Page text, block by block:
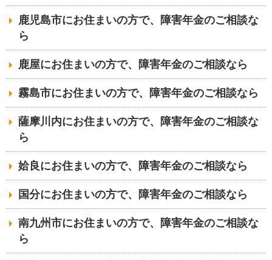
鹿児島市にお住まいの方で、障害年金のご相談な
ら
鹿屋にお住まいの方で、障害年金のご相談なら
霧島市にお住まいの方で、障害年金のご相談なら
薩摩川内にお住まいの方で、障害年金のご相談な
ら
姶良にお住まいの方で、障害年金のご相談なら
国分にお住まいの方で、障害年金のご相談なら
南九州市にお住まいの方で、障害年金のご相談な
ら